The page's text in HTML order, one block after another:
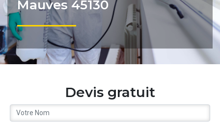
Mauves 45130
Devis gratuit